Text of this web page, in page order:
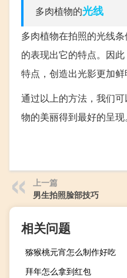
多肉植物的光线
多肉植物在拍照的光线
的表现出它的特点。因
特点，创造出光影更加鲜
通过以上的方法，我们
物的美丽得到最好的呈现。
上一篇
男生拍照脸部技巧
相关问题
猕猴桃元宵怎么制作好吃
拜年怎么拿到红包